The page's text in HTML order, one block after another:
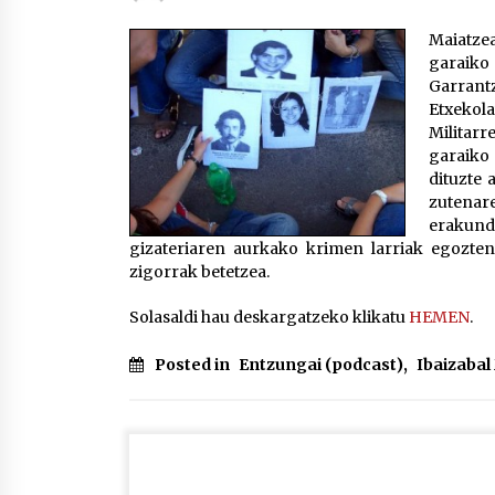
2026/07/16
POTTO: San Pedro jaietako bertso-
saioa
2026/07/09
Auritz Iñurrietaren margoak
ikusgai Uribitarte40 aretoan
2026/07/03
dituzte
gizateriaren aurkako krimen larriak
zigorrak betetzea.
Solasaldi hau deskargatzeko klikatu HEMEN.
Posted in Entzungai (podcast), Ibaizabal